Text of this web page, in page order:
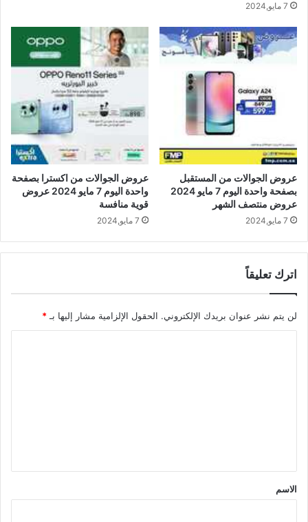
7 مايو,2024
عروض الجوالات من المستقبل
بصفحة واحدة اليوم 7 مايو 2024
عروض منتصف الشهر
7 مايو,2024
عروض الجوالات من اكسترا بصفحة
واحدة اليوم 7 مايو 2024 عروض
قوية منافسة
7 مايو,2024
اترك تعليقاً
لن يتم نشر عنوان بريدك الإلكتروني. الحقول الإلزامية مشار إليها بـ*
*
الاسم